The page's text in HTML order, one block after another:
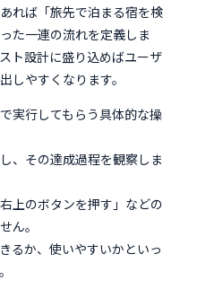
れば「旅先で泊まる宿を検
た一連の流れを定義しま
ト設計に盛り込めばユーザ
しやすくなります。
実行してもらう具体的な操
、その達成過程を観察しま
上のボタンを押す」などの
ん。
るか、使いやすいかといっ